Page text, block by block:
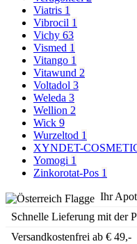
Viatris 1
Vibrocil 1
Vichy 63
Vismed 1
Vitango 1
Vitawund 2
Voltadol 3
Weleda 3
Wellion 2
Wick 9
Wurzeltod 1
XYNDET-
Yomogi 1
Zinkorotat-Pos 1
Ihr
Schnelle Lieferung mit der
Versandkostenfrei ab € 49,-